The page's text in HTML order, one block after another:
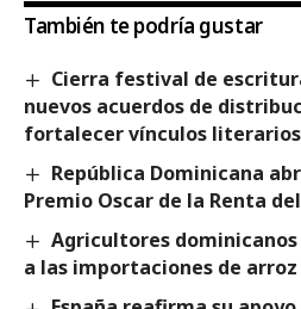
También te podría gustar
Cierra festival de
nuevos acuerdos de
fortalecer vínculos
República Dominicana
Premio Oscar de la Renta
Agricultores
a las importaciones de